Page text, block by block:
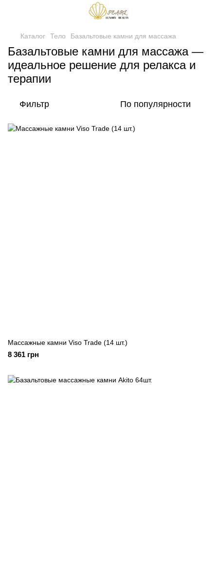
Каталог Тело Базальтовые камни для массажа
Базальтовые камни для массажа —
идеальное решение для релакса и
терапии
Фильтр По популярности
Массажные камни Viso Trade (14 шт.)
8 361 грн